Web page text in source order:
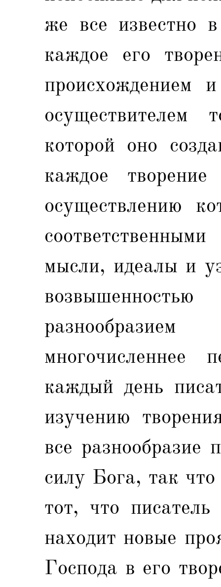
же все известно
каждое его
происхождением
которой оно
каждое
осуществлению
мысли, идеалы и
каждый день
изучению
все разнообразие
силу Бога, так
тот, что
находит новые
Господа в его